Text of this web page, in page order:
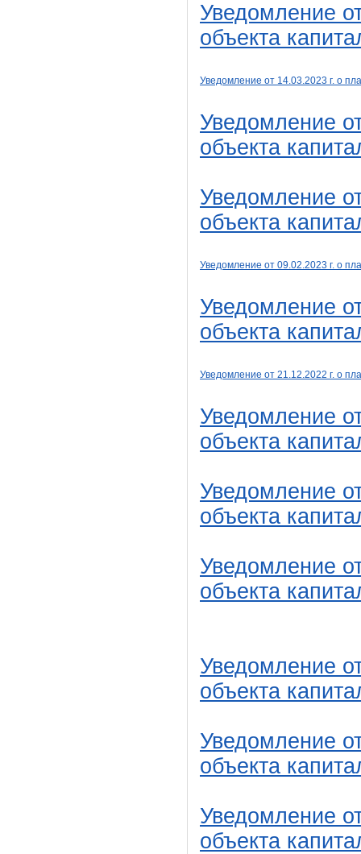
Уведомление
объекта
Уведомление от 14 .03 .2023 г. о
Уведомление
объекта
Уведомление
объекта
Уведомление от 09 .02 .2023 г. о
Уведомление
объекта
Уведомление от 21 .12 .2022 г. о
Уведомление
объекта
Уведомление
объекта
Уведомление
объекта
Уведомление
объекта
Уведомление
объекта
Уведомление
объекта